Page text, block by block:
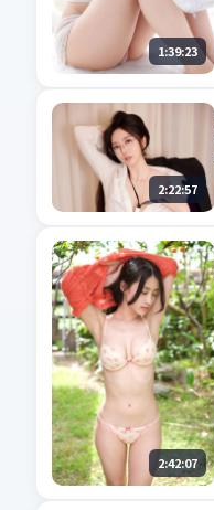
1:39:23
2:22:57
2:42:07